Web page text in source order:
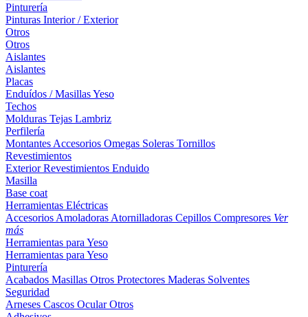
Pinturería
Pinturas Interior / Exterior
Otros
Otros
Aislantes
Aislantes
Placas
Enduídos / MasillasYeso
Techos
Molduras Tejas Lambriz
Perfilería
Montantes Accesorios Omegas Soleras Tornillos
Revestimientos
ExteriorRevestimientos Enduido
Masilla
Base coat
Herramientas Eléctricas
Accesorios Amoladoras Atornilladoras Cepillos Compresores Ver
más
Herramientas para Yeso
Herramientas para Yeso
Pinturería
Acabados Masillas Otros Protectores Maderas Solventes
Seguridad
Arneses Cascos OcularOtros